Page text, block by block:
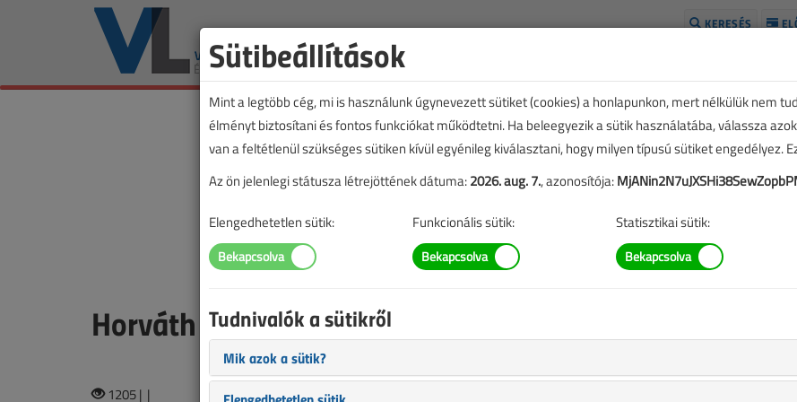
KERESÉS
Horváth László SZERZŐK LISTÁJA
1205 | |
Sütibeállítások
Mint a legtöbb cég, mi is használunk úgynevezett sütiket (cookies) a honlapunkon, mert nélkülük nem
élményt biztosítani és fontos funkciókat működtetni. Ha beleegyezik a sütik használatába, válassza
van a feltétlenül szükséges sütiken kívül egyénileg kiválasztani, hogy milyen típusú sütiket engedélyez.
Az ön jelenlegi státusza létrejöttének dátuma:2026. aug. 7., azonosítója:
Elengedhetetlen sütik: Funkcionális sütik: Statisztikai sütik:
Tudnivalók a sütikről
Mik azok a sütik?